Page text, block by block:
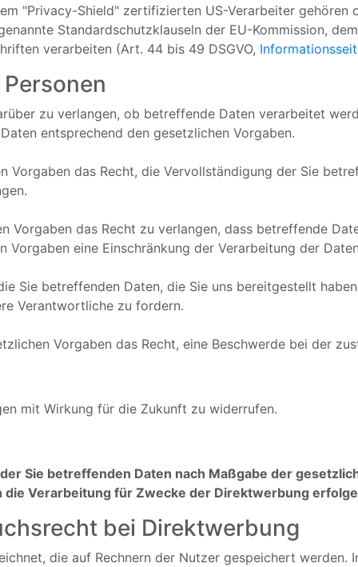
"Privacy-Shield" zertifizierten US-Verarbeiter gehören
Standardschutzklauseln der EU-Kommission,
verarbeiten (Art. 44 bis 49 DSGVO,
zu verlangen, ob betreffende Daten verarbeitet
entsprechend den gesetzlichen Vorgaben.
Vorgaben das Recht, die Vervollständigung der Sie
Vorgaben das Recht zu verlangen, dass betreffende
eine Einschränkung der Verarbeitung der
Sie betreffenden Daten, die Sie uns bereitgestellt
Verantwortliche zu fordern.
Vorgaben das Recht, eine Beschwerde bei der
mit Wirkung für die Zukunft zu widerrufen.
Sie betreffenden Daten nach Maßgabe der
Verarbeitung für Zwecke der Direktwerbung
bei Direktwerbung
die auf Rechnern der Nutzer gespeichert